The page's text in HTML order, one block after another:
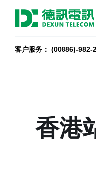
客户服务： (00886)-982-
香港